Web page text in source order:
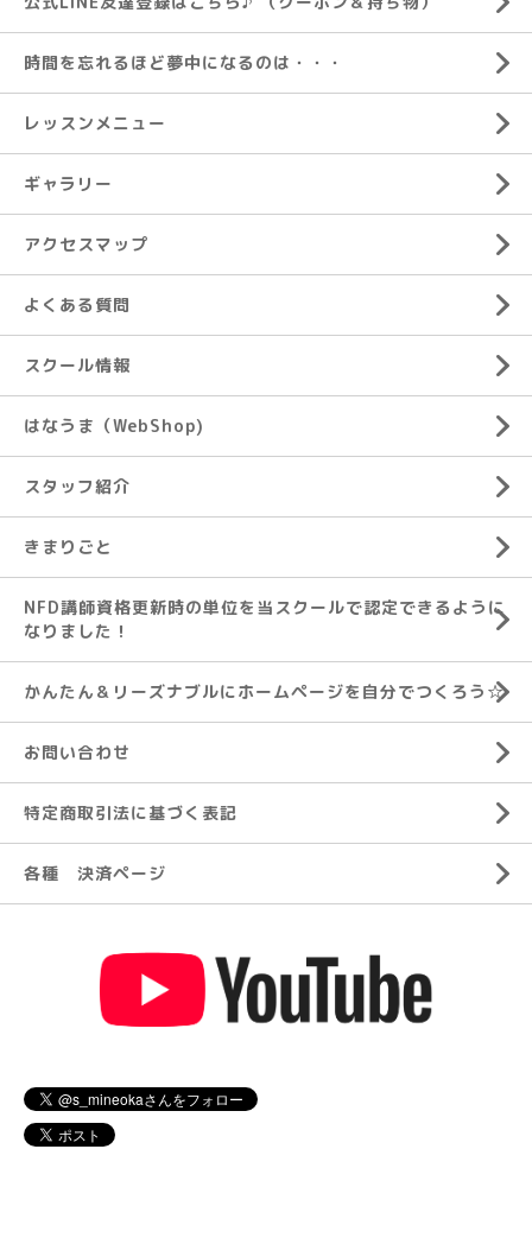
時間を忘れるほど夢中になるのは・・・
レッスンメニュー
ギャラリー
アクセスマップ
よくある質問
スクール情報
はなうま（WebShop)
スタッフ紹介
きまりごと
NFD講師資格更新時の単位を当スクールで認定できるように
なりました！
かんたん＆リーズナブルにホームページを自分でつくろう☆
お問い合わせ
特定商取引法に基づく表記
各種 決済ページ